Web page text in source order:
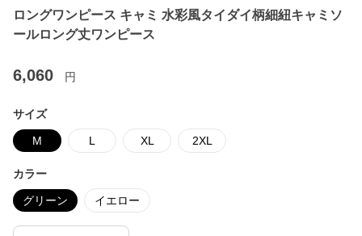
ロングワンピース キャミ 水彩風タイダイ柄細紐キャミソ
ールロング丈ワンピース
6,060 円
サイズ
M L XL 2XL
カラー
グリーン イエロー